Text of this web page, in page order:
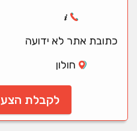
כתובת אתר לא ידועה
חולון
לקבלת